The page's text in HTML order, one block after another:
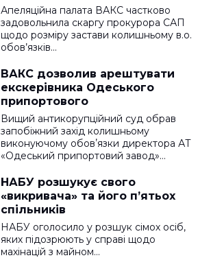
Апеляційна палата ВАКС частково
задовольнила скаргу прокурора САП
щодо розміру застави колишньому в.о.
обов’язків…
ВАКС дозволив арештувати
екскерівника Одеського
припортового
Вищий антикорупційний суд обрав
запобіжний захід колишньому
виконуючому обовʼязки директора АТ
«Одеський припортовий завод»…
НАБУ розшукує свого
«викривача» та його п’ятьох
спільників
НАБУ оголосило у розшук сімох осіб,
яких підозрюють у справі щодо
махінацій з майном…